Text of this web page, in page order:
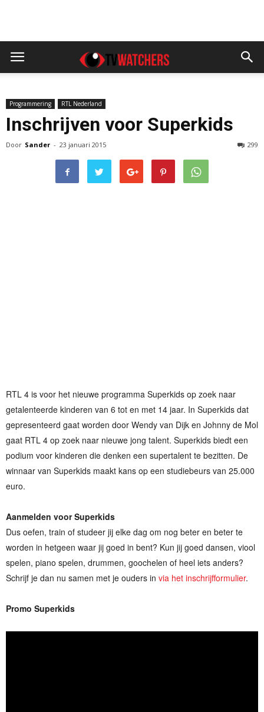
Programmering RTL Nederland
Inschrijven voor Superkids
Door Sander - 23 januari 2015 299
RTL 4 is voor het nieuwe programma Superkids op zoek naar
getalenteerde kinderen van 6 tot en met 14 jaar. In Superkids dat
gepresenteerd gaat worden door Wendy van Dijk en Johnny de Mol
gaat RTL 4 op zoek naar nieuwe jong talent. Superkids biedt een
podium voor kinderen die denken een supertalent te bezitten. De
winnaar van Superkids maakt kans op een studiebeurs van 25.000
euro.
Aanmelden voor Superkids
Dus oefen, train of studeer jij elke dag om nog beter en beter te
worden in hetgeen waar jij goed in bent? Kun jij goed dansen, viool
spelen, piano spelen, drummen, goochelen of heel iets anders?
Schrijf je dan nu samen met je ouders in via het inschrijfformulier.
Promo Superkids